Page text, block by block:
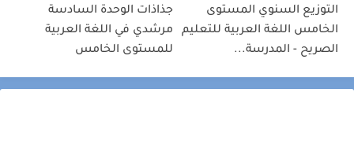
التوزيع السنوي المستوى
الخامس اللغة العربية للتعليم
الصريح - المدرسة...
جذاذات الوحدة السادسة
مرشدي في اللغة العربية
للمستوى الخامس